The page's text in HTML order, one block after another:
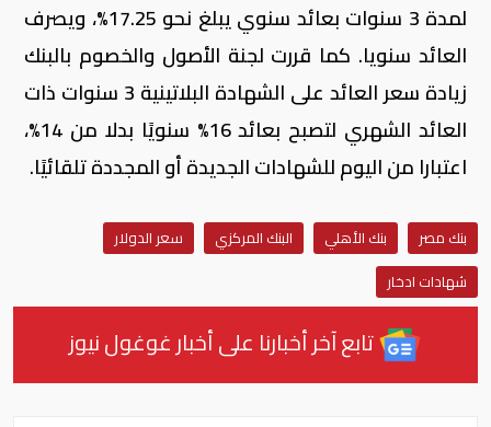
لمدة 3 سنوات بعائد سنوي يبلغ نحو 17.25%؜، ويصرف
العائد سنويا. كما قررت لجنة الأصول والخصوم بالبنك
زيادة سعر العائد على الشهادة البلاتينية 3 سنوات ذات
العائد الشهري لتصبح بعائد 16% سنويًا بدلا من 14%،
اعتبارا من اليوم للشهادات الجديدة أو المجددة تلقائيًا.
بنك مصر بنك الأهلي البنك المركزي
سعر الدولار
شهادات ادخار
تابع آخر أخبارنا على أخبار غوغول نيوز